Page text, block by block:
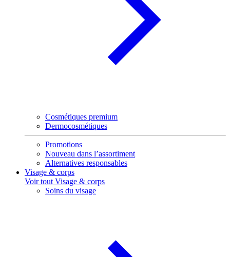
Cosmétiques premium
Dermocosmétiques
Promotions
Nouveau dans l’assortiment
Alternatives responsables
Visage & corps
Voir tout Visage & corps
Soins du visage